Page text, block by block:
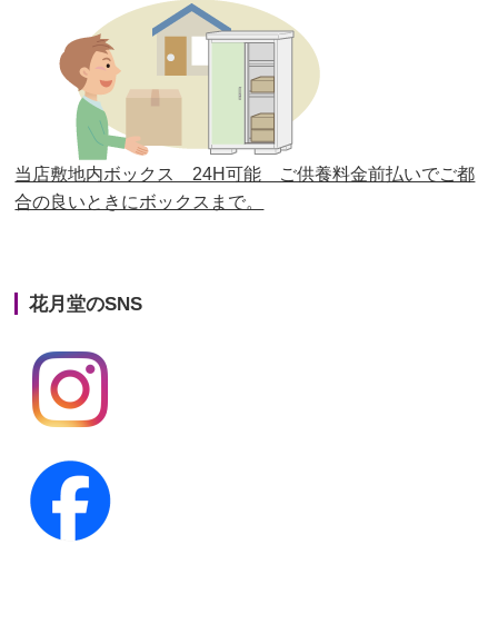
第26回人形供養祭平成28年12月15日(木)
第25回人形供養祭 平成28年6月16日(木)
第24回人形供養祭 平成27年11月27日
第23回人形供養祭平成26年12月5日
第22回人形供養祭平成26年4月28日
第20回人形供養祭
第19回人形供養祭
第18回人形供養祭
第16回人形供養祭
第15回人形供養祭
当店敷地内ボックス 24H可能 ご供養料金前払いでご都
合の良いときにボックスまで。
花月堂のSNS